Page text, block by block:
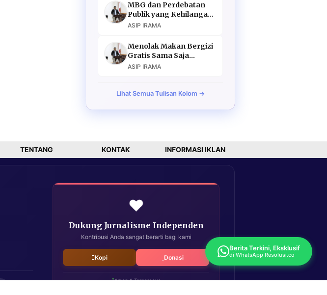
MBG dan Perdebatan
Publik yang Kehilangan
Argumen
ASIP IRAMA
Menolak Makan Bergizi
Gratis Sama Saja
Menolak Masa Depan
ASIP IRAMA
Lihat Semua Tulisan Kolom →
TENTANG KONTAK INFORMASI IKLAN
❤️
Dukung Jurnalisme Independen
Kontribusi Anda sangat berarti bagi kami
Kopi Donasi
Aman & Terpercaya
Berita Terkini, Eksklusif
di WhatsApp Resolusi.co